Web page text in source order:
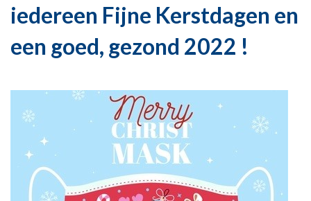
iedereen Fijne Kerstdagen en
een goed, gezond 2022 !